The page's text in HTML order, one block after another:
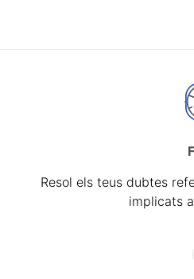
Resol els teus dubtes
implicats